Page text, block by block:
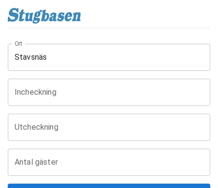
Ort
Incheckning
Utcheckning
Antal gäster